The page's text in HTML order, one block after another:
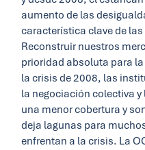
aumento de las
característica clave de
Reconstruir nuestros
prioridad absoluta para
la crisis de 2008, las
la negociación colectiva
una menor cobertura y
deja lagunas para
enfrentan a la crisis. La